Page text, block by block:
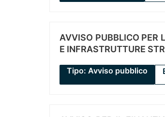
AVVISO PUBBLICO PER
E INFRASTRUTTURE
Tipo: Avviso pubblico